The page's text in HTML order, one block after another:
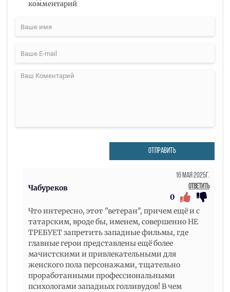
комментарий
ОТПРАВИТЬ
Чабуреков
16 Мая 2025г.
Ответить
0
Что интересно, этот "ветеран", причем ещё и с
татарским, вроде бы, именем, совершенно НЕ
ТРЕБУЕТ запретить западные фильмы, где
главные герои представлены ещё более
мачистскими и привлекательными для
женского пола персонажами, тщательно
проработанными профессиональными
психологами западных голливудов! В чем